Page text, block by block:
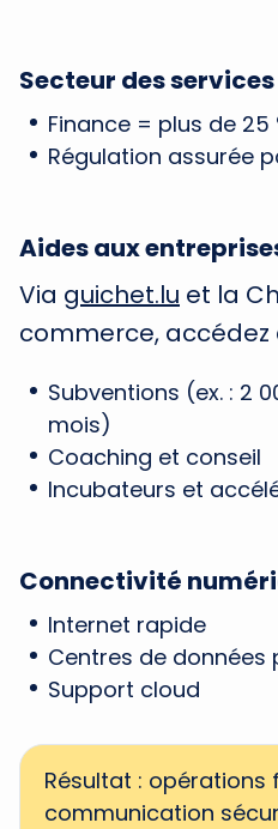
Secteur des
Finance = plus de 25
Régulation assurée
Aides aux
Via guichet.lu et la
commerce, accédez
Subventions (ex. : 2
mois)
Coaching et conseil
Incubateurs et
Connectivité
Internet rapide
Centres de
Support cloud
Résultat : opérations
communication